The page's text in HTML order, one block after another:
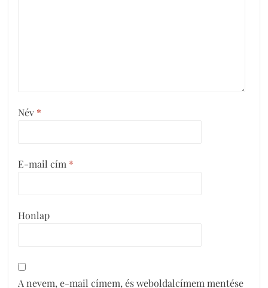
Név *
E-mail cím *
Honlap
A nevem, e-mail címem, és weboldalcímem mentése